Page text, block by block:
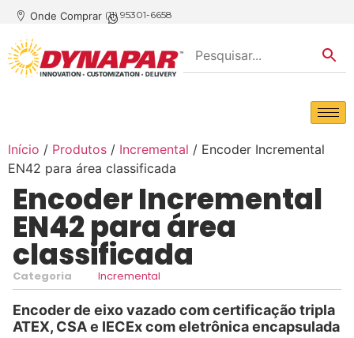
Onde Comprar (11) 95301-6658
Início / Produtos / Incremental / Encoder Incremental
EN42 para área classificada
Encoder Incremental
EN42 para área
classificada
Categoria Incremental
Encoder de eixo vazado com certificação tripla
ATEX, CSA e IECEx com eletrônica encapsulada